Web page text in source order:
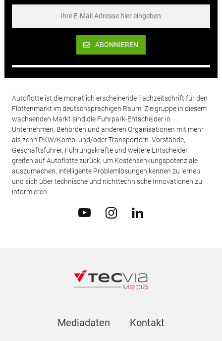
ABONNIEREN
Autoflotte ist die monatlich erscheinende Fachzeitschrift für den
Flottenmarkt im deutschsprachigen Raum. Zielgruppe in diesem
wachsenden Markt sind die Fuhrpark-Entscheider in
Unternehmen, Behörden und anderen Organisationen mit mehr
als zehn PKW/Kombi und/oder Transportern. Vorstände,
Geschäftsführer, Führungskräfte und weitere Entscheider
greifen auf Autoflotte zurück, um Kostensenkungspotenziale
auszumachen, intelligente Problemlösungen kennen zu lernen
und sich über technische und nichttechnische Innovationen zu
informieren.
Mediadaten Kontakt